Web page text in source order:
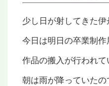
少し日が射してきた伊
今日は明日の卒業制作
作品の搬入が行われて
朝は雨が降っていたの